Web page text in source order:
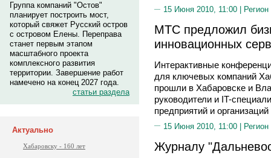
Группа компаний "Остов"
планирует построить мост,
который свяжет Русский остров
с островом Елены. Переправа
станет первым этапом
масштабного проекта
комплексного развития
территории. Завершение работ
намечено на конец 2027 года.
статьи раздела
Актуально
Хабаровску - 160 лет
15 Июня 2010, 11:00 |
МТС предложил
инновационных
Интерактивные
для ключевых компаний
прошли в Хабаровске и
руководители и IT-
предприятий и организаций
15 Июня 2010, 11:00 | Регион
Журналу